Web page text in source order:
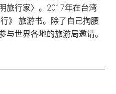
旅行家〉。2017年在台湾
》 旅游书。除了自己掏腰
与世界各地的旅游局邀请。